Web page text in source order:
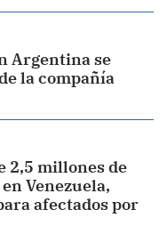
Argentina se
la compañía
2,5 millones de
Venezuela,
afectados por